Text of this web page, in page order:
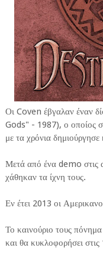
Οι Coven έβγαλαν έναν
Gods" - 1987), ο οποίος
με τα χρόνια
Μετά από ένα demo
χάθηκαν τα ίχνη τους.
Εν έτει 2013 οι
Το καινούριο τους
και θα κυκλοφορήσει